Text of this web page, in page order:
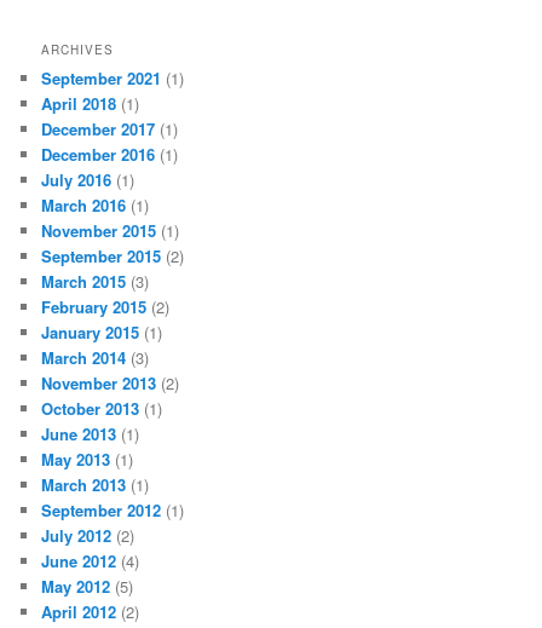
ARCHIVES
September 2021 (1)
April 2018 (1)
December 2017 (1)
December 2016 (1)
July 2016 (1)
March 2016 (1)
November 2015 (1)
September 2015 (2)
March 2015 (3)
February 2015 (2)
January 2015 (1)
March 2014 (3)
November 2013 (2)
October 2013 (1)
June 2013 (1)
May 2013 (1)
March 2013 (1)
September 2012 (1)
July 2012 (2)
June 2012 (4)
May 2012 (5)
April 2012 (2)